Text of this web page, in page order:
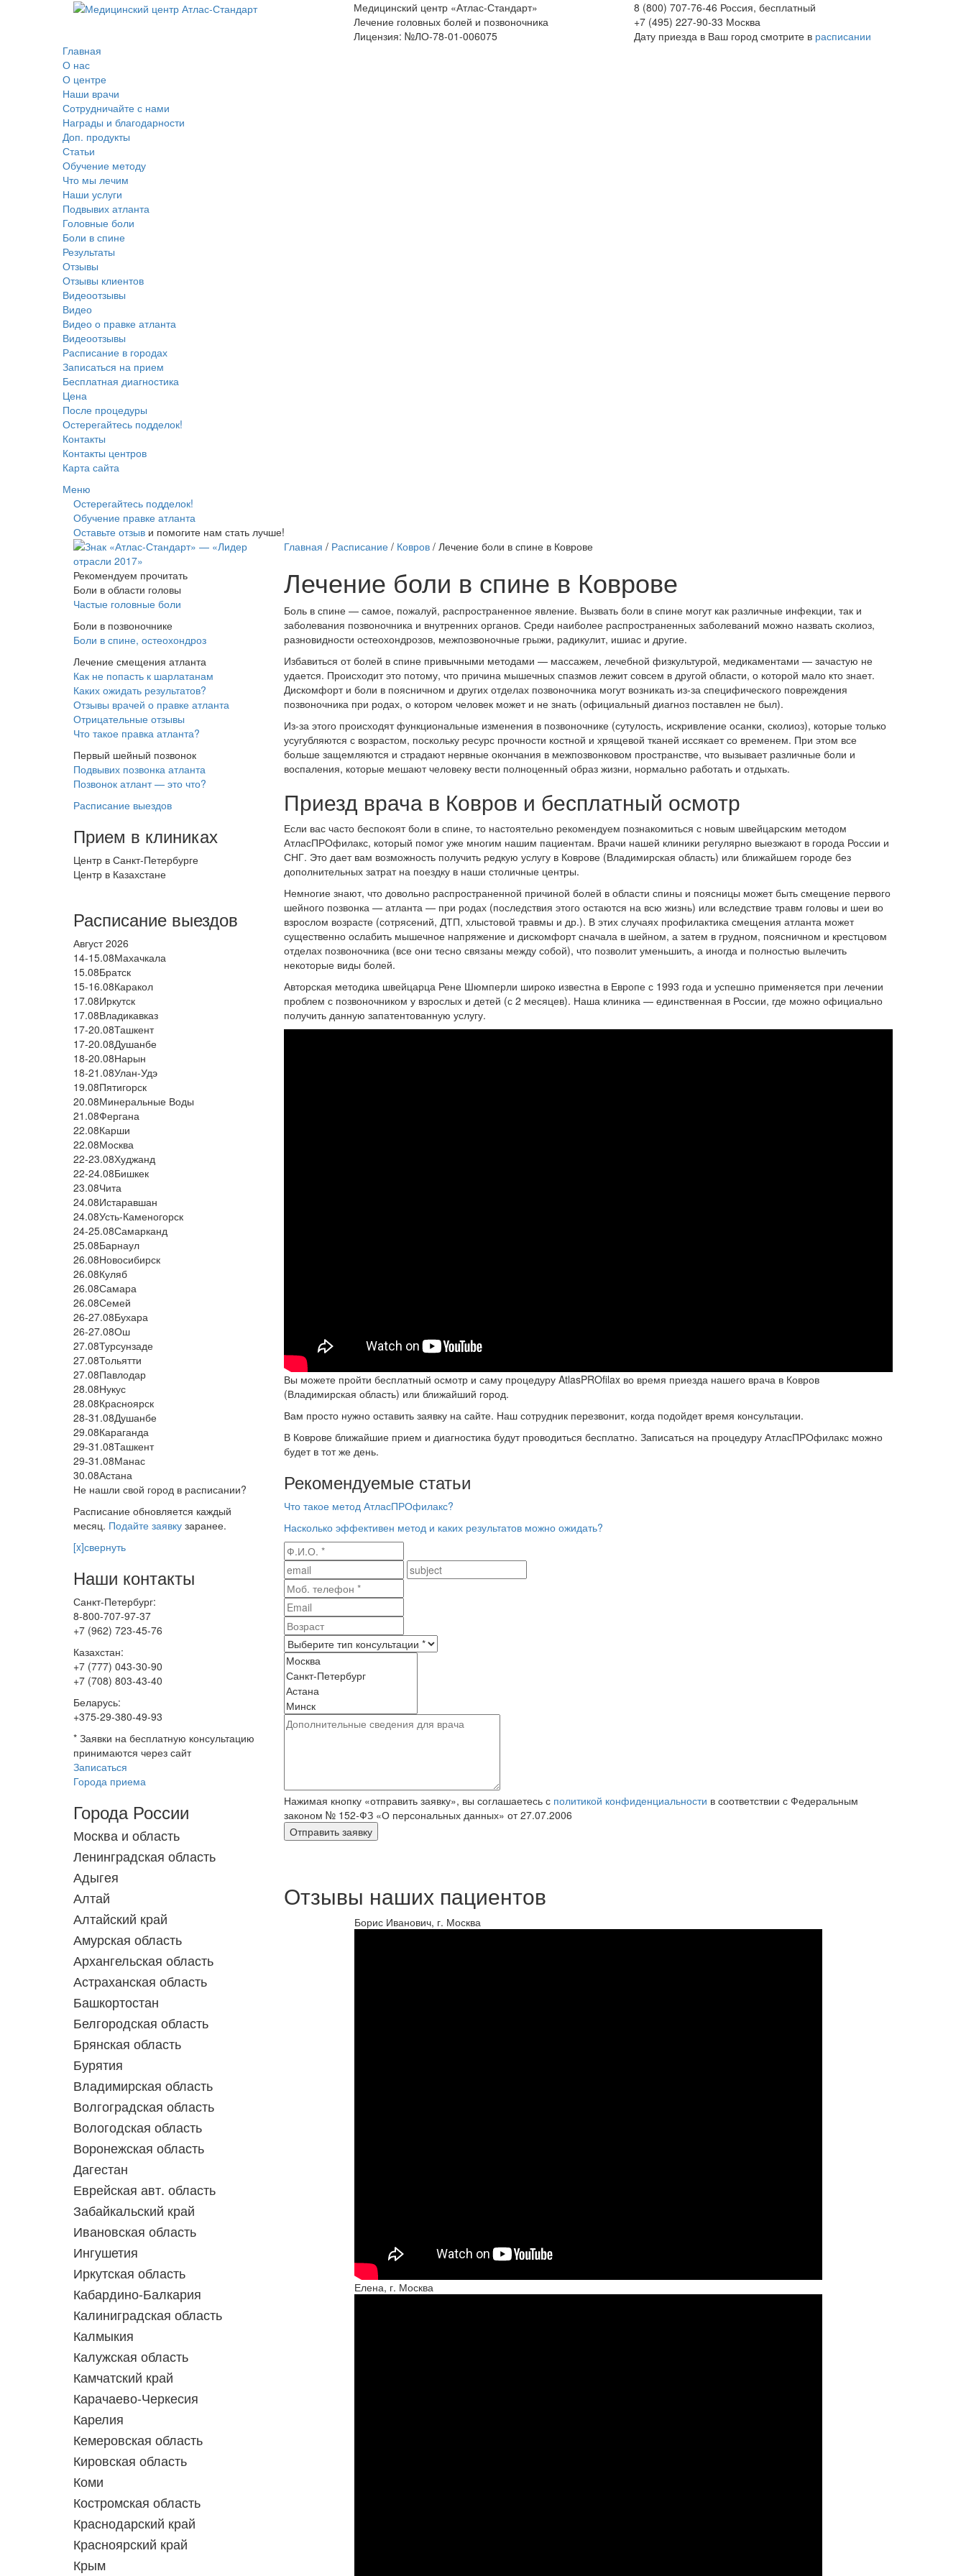
Медицинский центр «Атлас-Стандарт»
Лечение головных болей и позвоночника
Лицензия: №ЛО-78-01-006075
8 (800) 707-76-46 Россия, бесплатный
+7 (495) 227-90-33 Москва
Дату приезда в Ваш город смотрите в расписании
Главная
О нас
О центре
Наши врачи
Сотрудничайте с нами
Награды и благодарности
Доп. продукты
Статьи
Обучение методу
Что мы лечим
Наши услуги
Подвывих атланта
Головные боли
Боли в спине
Результаты
Отзывы
Отзывы клиентов
Видеоотзывы
Видео
Видео о правке атланта
Видеоотзывы
Расписание в городах
Записаться на прием
Бесплатная диагностика
Цена
После процедуры
Остерегайтесь подделок!
Контакты
Контакты центров
Карта сайта
Меню
Остерегайтесь подделок!
Обучение правке атланта
Оставьте отзыв и помогите нам стать лучше!
Рекомендуем прочитать
Боли в области головы
Частые головные боли
Боли в позвоночнике
Боли в спине, остеохондроз
Лечение смещения атланта
Как не попасть к шарлатанам
Каких ожидать результатов?
Отзывы врачей о правке атланта
Отрицательные отзывы
Что такое правка атланта?
Первый шейный позвонок
Подвывих позвонка атланта
Позвонок атлант — это что?
Расписание выездов
Прием в клиниках
Центр в Санкт-Петербурге
Центр в Казахстане
Расписание выездов
Август 2026
14-15.08Махачкала
15.08Братск
15-16.08Каракол
17.08Иркутск
17.08Владикавказ
17-20.08Ташкент
17-20.08Душанбе
18-20.08Нарын
18-21.08Улан-Удэ
19.08Пятигорск
20.08Минеральные Воды
21.08Фергана
22.08Карши
22.08Москва
22-23.08Худжанд
22-24.08Бишкек
23.08Чита
24.08Истаравшан
24.08Усть-Каменогорск
24-25.08Самарканд
25.08Барнаул
26.08Новосибирск
26.08Куляб
26.08Самара
26.08Семей
26-27.08Бухара
26-27.08Ош
27.08Турсунзаде
27.08Тольятти
27.08Павлодар
28.08Нукус
28.08Красноярск
28-31.08Душанбе
29.08Караганда
29-31.08Ташкент
29-31.08Манас
30.08Астана
Не нашли свой город в расписании?
Расписание обновляется каждый
месяц. Подайте заявку заранее.
[x]свернуть
Наши контакты
Санкт-Петербург:
8-800-707-97-37
+7 (962) 723-45-76
Казахстан:
+7 (777) 043-30-90
+7 (708) 803-43-40
Беларусь:
+375-29-380-49-93
* Заявки на бесплатную консультацию
принимаются через сайт
Записаться
Города приема
Города России
Москва и область
Ленинградская область
Адыгея
Алтай
Алтайский край
Амурская область
Архангельская область
Астраханская область
Башкортостан
Белгородская область
Брянская область
Бурятия
Владимирская область
Волгоградская область
Вологодская область
Воронежская область
Дагестан
Еврейская авт. область
Забайкальский край
Ивановская область
Ингушетия
Иркутская область
Кабардино-Балкария
Калиниградская область
Калмыкия
Калужская область
Камчатский край
Карачаево-Черкесия
Карелия
Кемеровская область
Кировская область
Коми
Костромская область
Краснодарский край
Красноярский край
Крым
Главная / Расписание/ Ковров/ Лечение боли в спине в Коврове
Лечение боли в спине в Коврове
Боль в спине — самое, пожалуй, распространенное явление. Вызвать боли в спине могут как различные инфекции, так и
заболевания позвоночника и внутренних органов. Среди наиболее распространенных заболеваний можно назвать сколиоз,
разновидности остеохондрозов, межпозвоночные грыжи, радикулит, ишиас и другие.
Избавиться от болей в спине привычными методами — массажем, лечебной физкультурой, медикаментами — зачастую не
удается. Происходит это потому, что причина мышечных спазмов лежит совсем в другой области, о которой мало кто знает.
Дискомфорт и боли в поясничном и других отделах позвоночника могут возникать из-за специфического повреждения
позвоночника при родах, о котором человек может и не знать (официальный диагноз поставлен не был).
Из-за этого происходят функциональные изменения в позвоночнике (сутулость, искривление осанки, сколиоз), которые только
усугубляются с возрастом, поскольку ресурс прочности костной и хрящевой тканей иссякает со временем. При этом все
больше защемляются и страдают нервные окончания в межпозвонковом пространстве, что вызывает различные боли и
воспаления, которые мешают человеку вести полноценный образ жизни, нормально работать и отдыхать.
Приезд врача в Ковров и бесплатный осмотр
Если вас часто беспокоят боли в спине, то настоятельно рекомендуем познакомиться с новым швейцарским методом
АтласПРОфилакс, который помог уже многим нашим пациентам. Врачи нашей клиники регулярно выезжают в города России и
СНГ. Это дает вам возможность получить редкую услугу в Коврове (Владимирская область) или ближайшем городе без
дополнительных затрат на поездку в наши столичные центры.
Немногие знают, что довольно распространенной причиной болей в области спины и поясницы может быть смещение первого
шейного позвонка — атланта — при родах (последствия этого остаются на всю жизнь) или вследствие травм головы и шеи во
взрослом возрасте (сотрясений, ДТП, хлыстовой травмы и др.). В этих случаях профилактика смещения атланта может
существенно ослабить мышечное напряжение и дискомфорт сначала в шейном, а затем в грудном, поясничном и крестцовом
отделах позвоночника (все они тесно связаны между собой), что позволит уменьшить, а иногда и полностью вылечить
некоторые виды болей.
Авторская методика швейцарца Рене Шюмперли широко известна в Европе с 1993 года и успешно применяется при лечении
проблем с позвоночником у взрослых и детей (с 2 месяцев). Наша клиника — единственная в России, где можно официально
получить данную запатентованную услугу.
Вы можете пройти бесплатный осмотр и саму процедуру AtlasPROfilax во время приезда нашего врача в Ковров
(Владимирская область) или ближайший город.
Вам просто нужно оставить заявку на сайте. Наш сотрудник перезвонит, когда подойдет время консультации.
В Коврове ближайшие прием и диагностика будут проводиться бесплатно. Записаться на процедуру АтласПРОфилакс можно
будет в тот же день.
Рекомендуемые статьи
Что такое метод АтласПРОфилакс?
Насколько эффективен метод и каких результатов можно ожидать?
Нажимая кнопку «отправить заявку», вы соглашаетесь с политикой конфиденциальности в соответствии с Федеральным
законом № 152‑ФЗ «О персональных данных» от 27.07.2006
Отзывы наших пациентов
Борис Иванович, г. Москва
Елена, г. Москва